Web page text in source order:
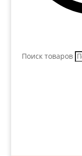
Поиск товаров